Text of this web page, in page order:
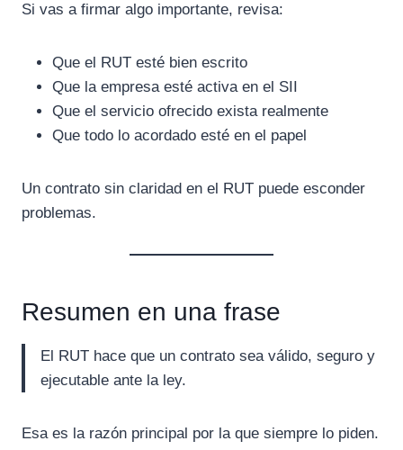
Si vas a firmar algo importante, revisa:
Que el RUT esté bien escrito
Que la empresa esté activa en el SII
Que el servicio ofrecido exista realmente
Que todo lo acordado esté en el papel
Un contrato sin claridad en el RUT puede esconder
problemas.
Resumen en una frase
El RUT hace que un contrato sea válido, seguro y
ejecutable ante la ley.
Esa es la razón principal por la que siempre lo piden.